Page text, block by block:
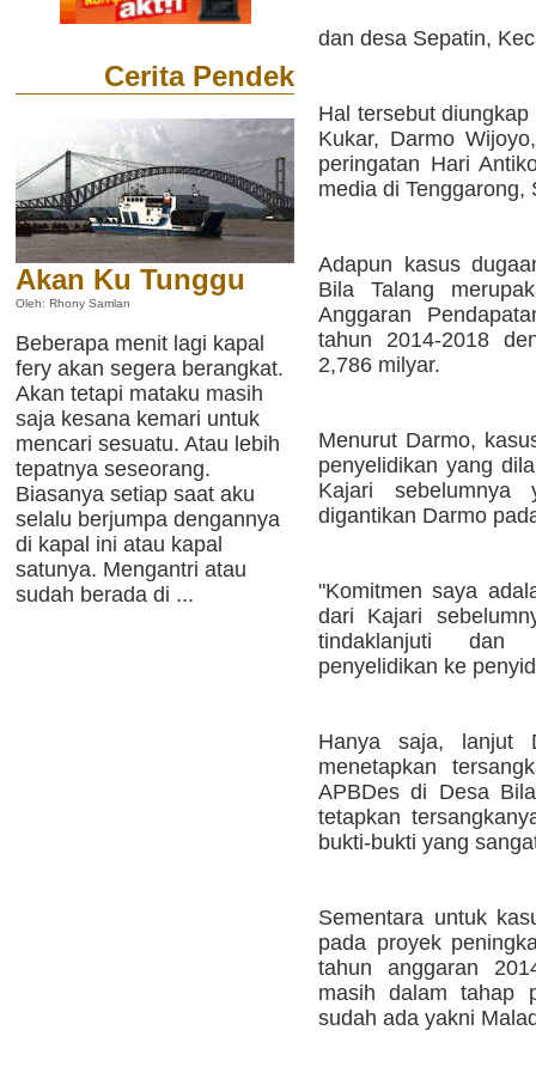
Cerita Pendek
Akan Ku Tunggu
Oleh: Rhony Samlan
Beberapa menit lagi kapal
fery akan segera berangkat.
Akan tetapi mataku masih
saja kesana kemari untuk
mencari sesuatu. Atau lebih
tepatnya seseorang.
Biasanya setiap saat aku
selalu berjumpa dengannya
di kapal ini atau kapal
satunya. Mengantri atau
sudah berada di ...
dan desa Sepatin,
Hal tersebut
Kukar, Darmo
peringatan Hari
media di Tenggarong,
Adapun kasus
Bila Talang
Anggaran
tahun 2014-2018
2,786 milyar.
Menurut Darmo,
penyelidikan yang
Kajari sebelumnya
digantikan Darmo
"Komitmen saya
dari Kajari
tindaklanjuti dan
penyelidikan ke
Hanya saja, lanjut
menetapkan
APBDes di Desa
tetapkan
bukti-bukti yang
Sementara untuk
pada proyek
tahun anggaran
masih dalam tahap
sudah ada yakni